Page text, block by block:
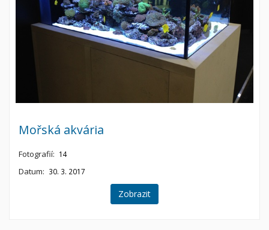
Mořská akvária
Fotografií: 14
Datum: 30. 3. 2017
Zobrazit